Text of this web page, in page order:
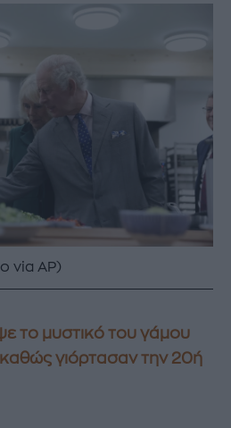
via AP)
το μυστικό του γάμου
γιόρτασαν την 20ή